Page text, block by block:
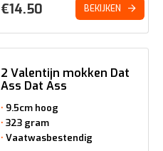
€14.50 BEKIJKEN
2 Valentijn mokken Dat
Ass Dat Ass
9.5cm hoog
323 gram
Vaatwasbestendig